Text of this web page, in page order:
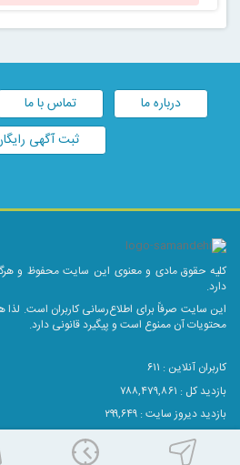
درباره ما تماس با ما
ثبت آگهی
کلیه حقوق مادی و معنوی این سایت محفوظ و
دارد.
این سایت صرفاً برای اطلاع‌رسانی کاربران است. لذا
محتویات آن ممنوع است و پیگیرد قانونی دارد.
کاربران آنلاین : ۶۱۱
بازدید کل : ۷۸۸,۴۷۹,۸۶۱
بازدید دیروز سایت : ۲۹۹,۶۴۹
بازدید دیروز موبایل : ۵۰,۰۱۰